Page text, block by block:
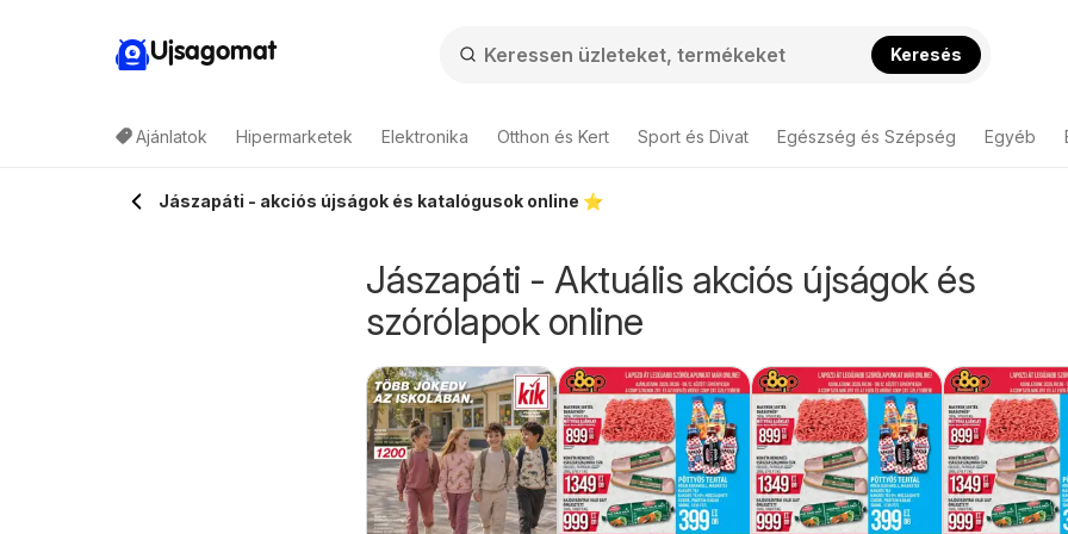
Ujsagomat Keresés
Ajánlatok Hipermarketek Elektronika Otthon és Kert Sport és Divat Egészség és Szépség Egyéb
Jászapáti - akciós újságok és katalógusok online ⭐️
Jászapáti - Aktuális akciós újságok és
szórólapok online